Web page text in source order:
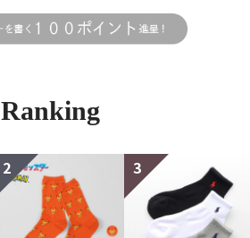
Ranking